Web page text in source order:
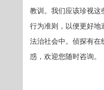
教训。我们应该珍视这
行为准则，以便更好地
法治社会中。侦探有在
惑，欢迎您随时咨询。